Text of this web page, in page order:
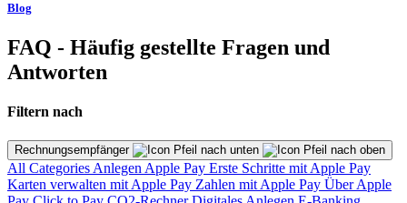
Blog
FAQ - Häufig gestellte Fragen und
Antworten
Filtern nach
Rechnungsempfänger
All Categories Anlegen Apple Pay Erste Schritte mit Apple Pay
Karten verwalten mit Apple Pay Zahlen mit Apple Pay Über Apple